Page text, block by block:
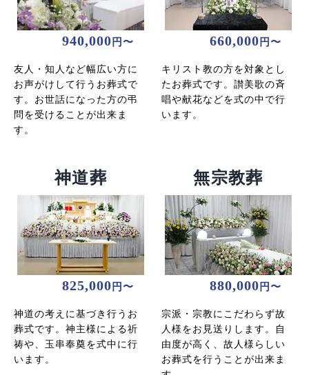
940,000 円〜
友人・知人など幅広い方に
お声がけして行うお葬式で
す。お世話になった方の弔
問を受けることが出来ま
す。
660,000 円〜
キリスト教の方を対象とし
たお葬式です。讃美歌の斉
唱や献花などを式の中で行
います。
神道葬
825,000 円〜
神道の考えに基づき行うお
葬式です。神主様による祈
祷や、玉串奉奠を式中に行
います。
無宗教葬
880,000 円〜
宗派・宗教にこだわらず故
人様をお見送りします。自
由度が高く、故人様らしい
お葬式を行うことが出来ま